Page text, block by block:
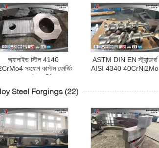
অ্যালাইড স্টিল 4140
সংযোগ কাস্টম ফোর্জিং
ওপেন ডাই ফোর্জিং
ASTM DIN EN স্ট্যান্ডার্ড
AISI 4340 40CrNi2Mo
Steel Forgings (22)